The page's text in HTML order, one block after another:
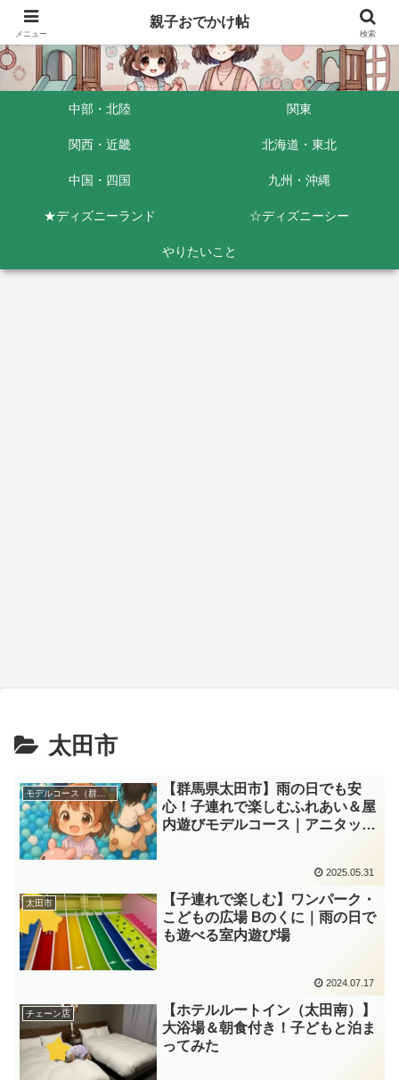
中部・北陸 関東
関西・近畿 北海道・東北
中国・四国 九州・沖縄
★ディズニーランド ☆ディズニーシー
やりたいこと
太田市
モデルコース（群馬県）
【群馬県太田市】雨の日でも安
心！子連れで楽しむふれあい＆屋
内遊びモデルコース｜アニタッチ
2025.05.31
太田市
【子連れで楽しむ】ワンパーク・
こどもの広場 Bのくに｜雨の日で
も遊べる室内遊び場
2024.07.17
チェーン店
【ホテルルートイン（太田南）】
大浴場＆朝食付き！子どもと泊ま
ってみた
メニュー
親子おでかけ帖
検索